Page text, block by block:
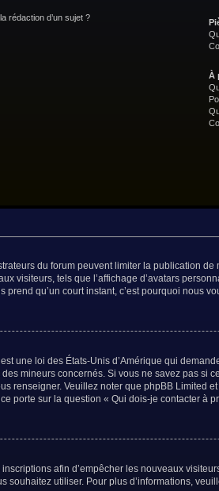
rédaction d’un sujet ?
À
du forum peuvent limiter la publication
visiteurs, tels que l’affichage d’avatars
prend qu’un court instant, c’est pourquoi nous
une loi des États-Unis d’Amérique qui
mineurs concernés. Si vous ne savez pas
renseigner. Veuillez noter que phpBB Limited
porte sur la question « Qui dois-je contacter à
afin d’empêcher les nouveaux
souhaitez utiliser. Pour plus d’informations,